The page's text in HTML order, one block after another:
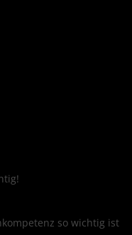
so wichtig ist